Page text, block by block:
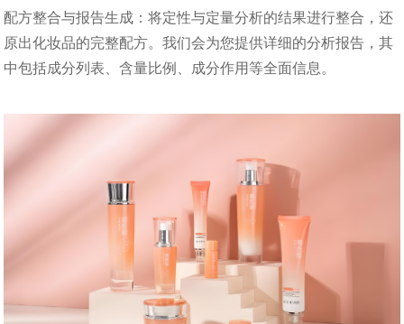
配方整合与报告生成：将定性与定量分析的结果进行整合，还
原出化妆品的完整配方。我们会为您提供详细的分析报告，其
中包括成分列表、含量比例、成分作用等全面信息。​